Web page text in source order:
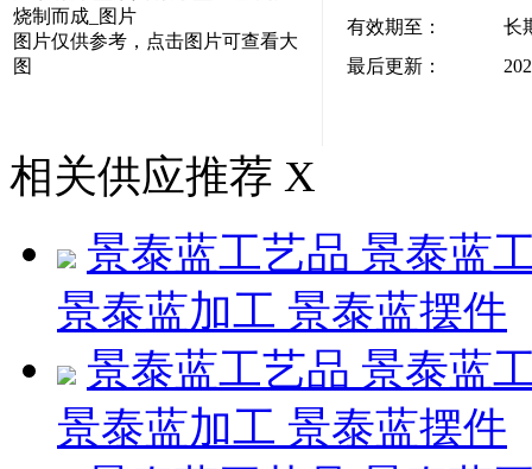
图片仅供参考，点击图片可查看大
图
有效期至：
长
最后更新：
相关供应推荐 X
景泰蓝工艺品 景泰蓝
景泰蓝加工 景泰蓝摆件
景泰蓝工艺品 景泰蓝
景泰蓝加工 景泰蓝摆件